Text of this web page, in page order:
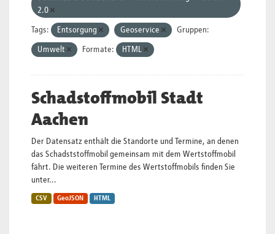
2.0
Tags: Entsorgung Geoservice Gruppen:
Umwelt Formate: HTML
Schadstoffmobil Stadt
Aachen
Der Datensatz enthält die Standorte und Termine, an denen
das Schadststoffmobil gemeinsam mit dem Wertstoffmobil
fährt. Die weiteren Termine des Wertstoffmobils finden Sie
unter...
CSV GeoJSON HTML